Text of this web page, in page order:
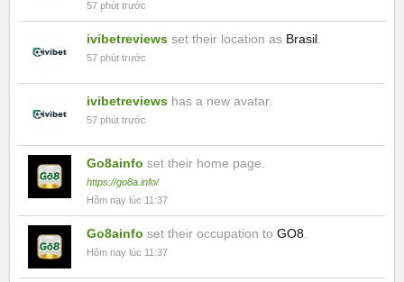
57 phút trước
ivibetreviews set their location as Brasil
57 phút trước
ivibetreviews has a new avatar.
57 phút trước
Go8ainfo set their home page.
https://go8a.info/
Hôm nay lúc 11:37
Go8ainfo set their occupation to GO8
Hôm nay lúc 11:37